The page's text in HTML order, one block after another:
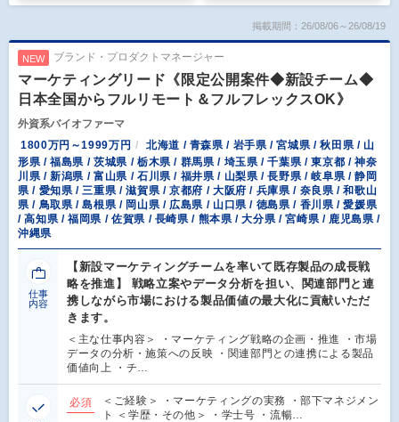
掲載期間：26/08/06～26/08/19
NEW ブランド・プロダクトマネージャー
マーケティングリード《限定公開案件◆新設チーム◆
日本全国からフルリモート＆フルフレックスOK》
外資系バイオファーマ
1800万円～1999万円
北海道 / 青森県 / 岩手県 / 宮城県 / 秋田県 / 山
形県 / 福島県 / 茨城県 / 栃木県 / 群馬県 / 埼玉県 / 千葉県 / 東京都 / 神奈
川県 / 新潟県 / 富山県 / 石川県 / 福井県 / 山梨県 / 長野県 / 岐阜県 / 静岡
県 / 愛知県 / 三重県 / 滋賀県 / 京都府 / 大阪府 / 兵庫県 / 奈良県 / 和歌山
県 / 鳥取県 / 島根県 / 岡山県 / 広島県 / 山口県 / 徳島県 / 香川県 / 愛媛県
/ 高知県 / 福岡県 / 佐賀県 / 長崎県 / 熊本県 / 大分県 / 宮崎県 / 鹿児島県 /
沖縄県
仕事
内容
【新設マーケティングチームを率いて既存製品の成長戦
略を推進】 戦略立案やデータ分析を担い、関連部門と連
携しながら市場における製品価値の最大化に貢献いただ
きます。
＜主な仕事内容＞ ・マーケティング戦略の企画・推進 ・市場
データの分析・施策への反映 ・関連部門との連携による製品
価値向上 ・チ…
必須
＜ご経験＞ ・マーケティングの実務 ・部下マネジメン
ト ＜学歴・その他＞ ・学士号 ・流暢…